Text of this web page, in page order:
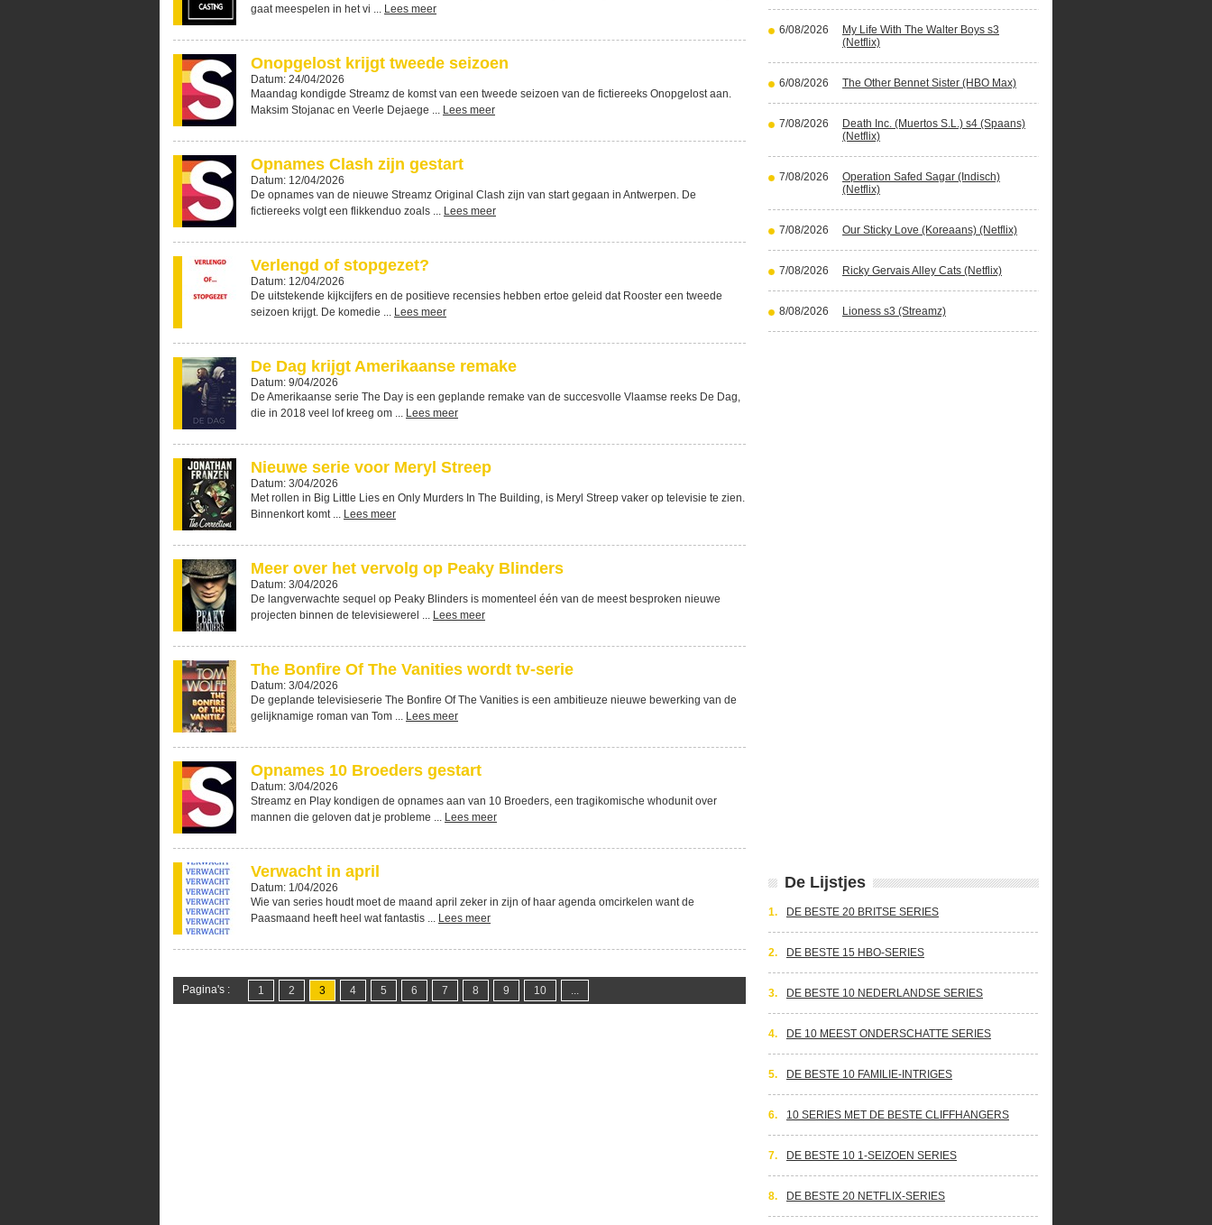
gaat meespelen in het vi ... Lees meer
Onopgelost krijgt tweede seizoen
Datum: 24/04/2026
Maandag kondigde Streamz de komst van een tweede seizoen van de fictiereeks Onopgelost aan.
Maksim Stojanac en Veerle Dejaege ... Lees meer
Opnames Clash zijn gestart
Datum: 12/04/2026
De opnames van de nieuwe Streamz Original Clash zijn van start gegaan in Antwerpen. De
fictiereeks volgt een flikkenduo zoals ... Lees meer
Verlengd of stopgezet?
Datum: 12/04/2026
De uitstekende kijkcijfers en de positieve recensies hebben ertoe geleid dat Rooster een tweede
seizoen krijgt. De komedie ... Lees meer
De Dag krijgt Amerikaanse remake
Datum: 9/04/2026
De Amerikaanse serie The Day is een geplande remake van de succesvolle Vlaamse reeks De Dag,
die in 2018 veel lof kreeg om ... Lees meer
Nieuwe serie voor Meryl Streep
Datum: 3/04/2026
Met rollen in Big Little Lies en Only Murders In The Building, is Meryl Streep vaker op televisie te zien.
Binnenkort komt ... Lees meer
Meer over het vervolg op Peaky Blinders
Datum: 3/04/2026
De langverwachte sequel op Peaky Blinders is momenteel één van de meest besproken nieuwe
projecten binnen de televisiewerel ... Lees meer
The Bonfire Of The Vanities wordt tv-serie
Datum: 3/04/2026
De geplande televisieserie The Bonfire Of The Vanities is een ambitieuze nieuwe bewerking van de
gelijknamige roman van Tom ... Lees meer
Opnames 10 Broeders gestart
Datum: 3/04/2026
Streamz en Play kondigen de opnames aan van 10 Broeders, een tragikomische whodunit over
mannen die geloven dat je probleme ... Lees meer
Verwacht in april
Datum: 1/04/2026
Wie van series houdt moet de maand april zeker in zijn of haar agenda omcirkelen want de
Paasmaand heeft heel wat fantastis ... Lees meer
Pagina's : 1 2 3 4 5 6 7 8 9 10 ...
6/08/2026
My Life With The Walter Boys s3
(Netflix)
6/08/2026 The Other Bennet Sister (HBO Max)
7/08/2026
Death Inc. (Muertos S.L.) s4 (Spaans)
(Netflix)
7/08/2026
Operation Safed Sagar (Indisch)
(Netflix)
7/08/2026 Our Sticky Love (Koreaans) (Netflix)
7/08/2026 Ricky Gervais Alley Cats (Netflix)
8/08/2026 Lioness s3 (Streamz)
De Lijstjes
1. DE BESTE 20 BRITSE SERIES
2. DE BESTE 15 HBO-SERIES
3. DE BESTE 10 NEDERLANDSE SERIES
4. DE 10 MEEST ONDERSCHATTE SERIES
5. DE BESTE 10 FAMILIE-INTRIGES
6. 10 SERIES MET DE BESTE CLIFFHANGERS
7. DE BESTE 10 1-SEIZOEN SERIES
8. DE BESTE 20 NETFLIX-SERIES